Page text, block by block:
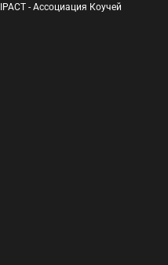
IPACT - Ассоциация Коучей